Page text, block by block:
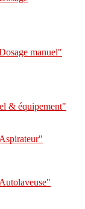
manuel"
& équipement"